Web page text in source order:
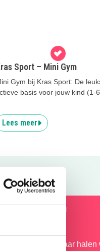
Sport – Mini Gym
Gym bij Kras Sport: De
basis voor jouw kind (1-
Lees meer
Zomervakantie!
vakantie! Daar halen